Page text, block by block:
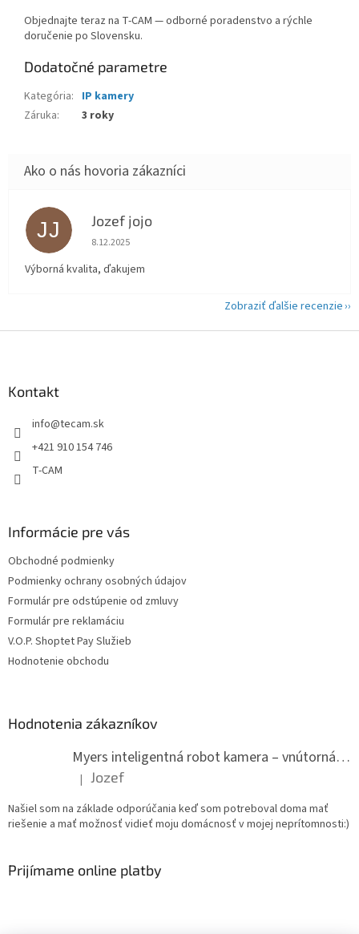
Objednajte teraz na T‑CAM — odborné poradenstvo a rýchle
doručenie po Slovensku.
Dodatočné parametre
Kategória: IP kamery
Záruka: 3 roky
JJ Jozef jojo
Hodnotenie obchodu je 5 z 5 hviezdičiek.
8.12.2025
Výborná kvalita, ďakujem
Zobraziť ďalšie recenzie
Kontakt
info@tecam.sk
+421 910 154 746
T-CAM
Informácie pre vás
Obchodné podmienky
Podmienky ochrany osobných údajov
Formulár pre odstúpenie od zmluvy
Formulár pre reklamáciu
V.O.P. Shoptet Pay Služieb
Hodnotenie obchodu
Hodnotenia zákazníkov
Myers inteligentná robot kamera – vnútorná WiFi kamera
Hodnotenie produktu je 5 z 5 hviezdičiek.
| Jozef
Našiel som na základe odporúčania keď som potreboval doma mať
riešenie a mať možnosť vidieť moju domácnosť v mojej neprítomnosti:)
Prijímame online platby